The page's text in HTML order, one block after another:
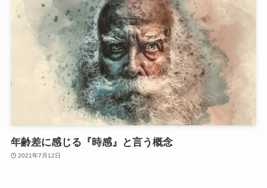
年齢差に感じる『時感』と言う概念
2021年7月12日